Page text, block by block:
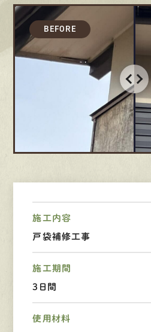
募集要項
先輩インタビュー
が、無料建物
営業時間
Webお問
施工内容
戸袋補修工事
施工期間
3日間
使用材料